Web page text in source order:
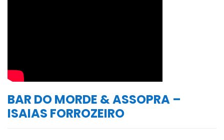
BAR DO MORDE & ASSOPRA –
ISAIAS FORROZEIRO